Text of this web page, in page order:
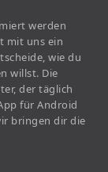
werden
mit uns ein
wie du
willst. Die
der täglich
für Android
bringen dir die